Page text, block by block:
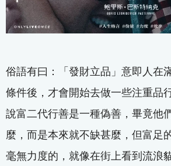
俗語有曰：「發財立品」意即人在
條件後，才會開始去做一些注重品
說富二代行善是一種偽善，畢竟他
麼，而是本來就不缺甚麼，但富足
毫無力度的，就像在街上看到流浪